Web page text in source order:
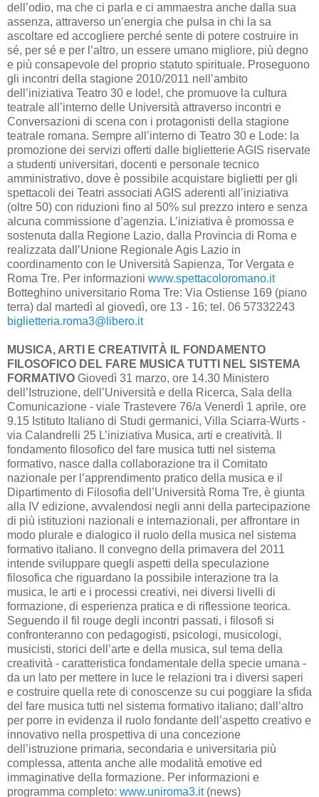
dell’odio, ma che ci parla e ci ammaestra anche dalla sua
assenza, attraverso un’energia che pulsa in chi la sa
ascoltare ed accogliere perché sente di potere costruire in
sé, per sé e per l’altro, un essere umano migliore, più degno
e più consapevole del proprio statuto spirituale. Proseguono
gli incontri della stagione 2010/2011 nell’ambito
dell’iniziativa Teatro 30 e lode!, che promuove la cultura
teatrale all’interno delle Università attraverso incontri e
Conversazioni di scena con i protagonisti della stagione
teatrale romana. Sempre all’interno di Teatro 30 e Lode: la
promozione dei servizi offerti dalle biglietterie AGIS riservate
a studenti universitari, docenti e personale tecnico
amministrativo, dove è possibile acquistare biglietti per gli
spettacoli dei Teatri associati AGIS aderenti all’iniziativa
(oltre 50) con riduzioni fino al 50% sul prezzo intero e senza
alcuna commissione d’agenzia. L’iniziativa è promossa e
sostenuta dalla Regione Lazio, dalla Provincia di Roma e
realizzata dall’Unione Regionale Agis Lazio in
coordinamento con le Università Sapienza, Tor Vergata e
Roma Tre. Per informazioni www.spettacoloromano.it
Botteghino universitario Roma Tre: Via Ostiense 169 (piano
terra) dal martedì al giovedì, ore 13 - 16; tel. 06 57332243
biglietteria.roma3@libero.it
MUSICA, ARTI E CREATIVITÀ IL FONDAMENTO
FILOSOFICO DEL FARE MUSICA TUTTI NEL SISTEMA
FORMATIVO Giovedì 31 marzo, ore 14.30 Ministero
dell’Istruzione, dell’Università e della Ricerca, Sala della
Comunicazione - viale Trastevere 76/a Venerdì 1 aprile, ore
9.15 Istituto Italiano di Studi germanici, Villa Sciarra-Wurts -
via Calandrelli 25 L’iniziativa Musica, arti e creatività. Il
fondamento filosofico del fare musica tutti nel sistema
formativo, nasce dalla collaborazione tra il Comitato
nazionale per l’apprendimento pratico della musica e il
Dipartimento di Filosofia dell’Università Roma Tre, è giunta
alla IV edizione, avvalendosi negli anni della partecipazione
di più istituzioni nazionali e internazionali, per affrontare in
modo plurale e dialogico il ruolo della musica nel sistema
formativo italiano. Il convegno della primavera del 2011
intende sviluppare quegli aspetti della speculazione
filosofica che riguardano la possibile interazione tra la
musica, le arti e i processi creativi, nei diversi livelli di
formazione, di esperienza pratica e di riflessione teorica.
Seguendo il fil rouge degli incontri passati, i filosofi si
confronteranno con pedagogisti, psicologi, musicologi,
musicisti, storici dell’arte e della musica, sul tema della
creatività - caratteristica fondamentale della specie umana -
da un lato per mettere in luce le relazioni tra i diversi saperi
e costruire quella rete di conoscenze su cui poggiare la sfida
del fare musica tutti nel sistema formativo italiano; dall’altro
per porre in evidenza il ruolo fondante dell’aspetto creativo e
innovativo nella prospettiva di una concezione
dell’istruzione primaria, secondaria e universitaria più
complessa, attenta anche alle modalità emotive ed
immaginative della formazione. Per informazioni e
programma completo: www.uniroma3.it(news)